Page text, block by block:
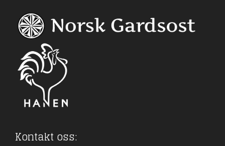
Kontakt oss: